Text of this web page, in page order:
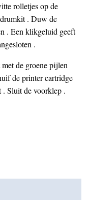
rolletjes op de
. Duw de
. Een klikgeluid geeft
.
de groene pijlen
de printer cartridge
. Sluit de voorklep .